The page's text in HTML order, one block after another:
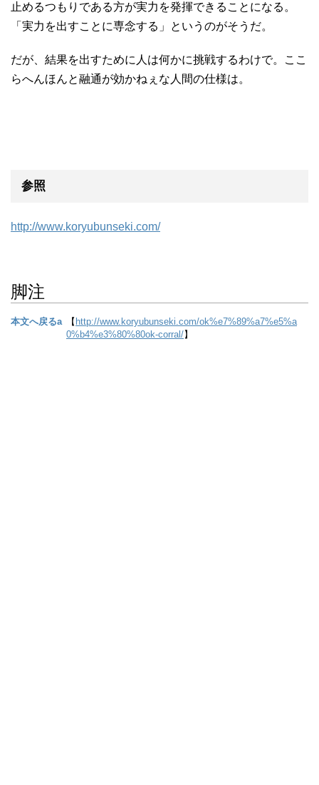
止めるつもりである方が実力を発揮できることになる。
「実力を出すことに専念する」というのがそうだ。
だが、結果を出すために人は何かに挑戦するわけで。ここ
らへんほんと融通が効かねぇな人間の仕様は。
参照
http://www.koryubunseki.com/
脚注
脚注
本文へ戻るa 【 http://www.koryubunseki.com/ok%e7%89%a7%e5%a
0%b4%e3%80%80ok-corral/】